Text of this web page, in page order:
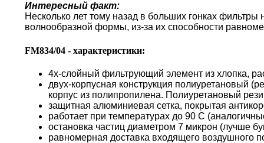
Интересный факт:
Несколько лет тому назад в больших гонках
волнообразной формы, из-за их способности
FM834/04 - характеристики:
4х-слойный фильтрующий элемент из хлопка,
двух-корпусная конструкция полиуретановый
корпус из полипропилена. Полиуретановый
защитная алюминиевая сетка, покрытая
работает при температурах до 90 С
остановка частиц диаметром 7 микрон (лучше
равномерная доставка входящего воздушного